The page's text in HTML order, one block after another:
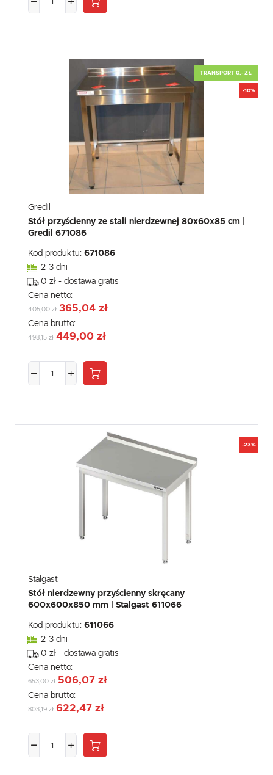
TRANSPORT 0,- ZŁ
-10%
Gredil
Stół przyścienny ze stali nierdzewnej 80x60x85 cm |
Gredil 671086
Kod produktu: 671086
2-3 dni
0 zł - dostawa gratis
Cena netto:
405,00 zł 365,04 zł
Cena brutto:
498,15 zł 449,00 zł
-23%
Stalgast
Stół nierdzewny przyścienny skręcany
600x600x850 mm | Stalgast 611066
Kod produktu: 611066
2-3 dni
0 zł - dostawa gratis
Cena netto:
653,00 zł 506,07 zł
Cena brutto:
803,19 zł 622,47 zł